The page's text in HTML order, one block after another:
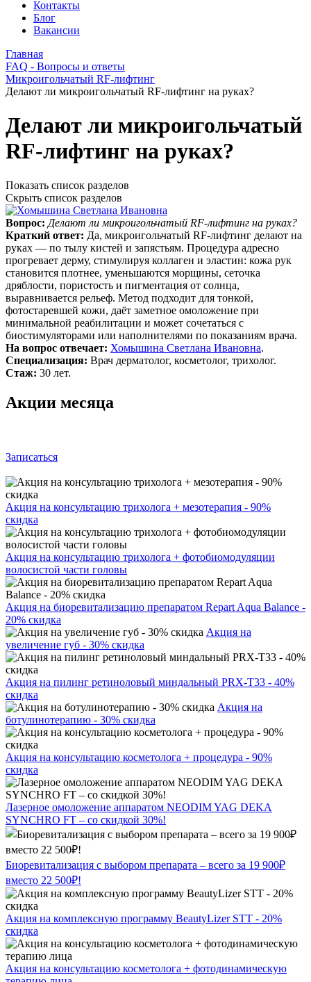
Контакты
Блог
Вакансии
Главная
FAQ - Вопросы и ответы
Микроигольчатый RF-лифтинг
Делают ли микроигольчатый RF-лифтинг на руках?
Делают ли микроигольчатый
RF-лифтинг на руках?
Показать список разделов
Скрыть список разделов
Вопрос: Делают ли микроигольчатый RF-лифтинг на руках?
Краткий ответ: Да, микроигольчатый RF-лифтинг делают на
руках — по тылу кистей и запястьям. Процедура адресно
прогревает дерму, стимулируя коллаген и эластин: кожа рук
становится плотнее, уменьшаются морщины, сеточка
дряблости, пористость и пигментация от солнца,
выравнивается рельеф. Метод подходит для тонкой,
фотостаревшей кожи, даёт заметное омоложение при
минимальной реабилитации и может сочетаться с
биостимуляторами или наполнителями по показаниям врача.
На вопрос отвечает: Хомышина Светлана Ивановна.
Специализация: Врач дерматолог, косметолог, трихолог.
Стаж: 30 лет.
Акции месяца
Записаться
Акция на консультацию трихолога + мезотерапия - 90%
скидка
Акция на консультацию трихолога + фотобиомодуляции
волосистой части головы
Акция на биоревитализацию препаратом Repart Aqua Balance -
20% скидка
Акция на
увеличение губ - 30% скидка
Акция на пилинг ретиноловый миндальный PRX-T33 - 40%
скидка
Акция на
ботулинотерапию - 30% скидка
Акция на консультацию косметолога + процедура - 90%
скидка
Лазерное омоложение аппаратом NEODIM YAG DEKA
SYNCHRO FT – со скидкой 30%!
Биоревитализация с выбором препарата – всего за 19 900₽
вместо 22 500₽!
Акция на комплексную программу BeautyLizer STT - 20%
скидка
Акция на консультацию косметолога + фотодинамическую